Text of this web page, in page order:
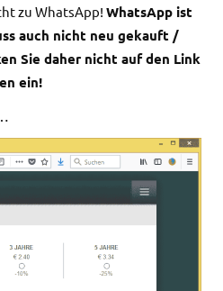
zu WhatsApp! WhatsApp ist
auch nicht neu gekauft /
Sie daher nicht auf den Link
ein!